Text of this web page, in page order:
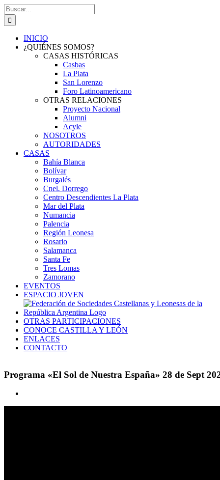
Saltar
al
contenido
Buscar:
INICIO
¿QUIÉNES SOMOS?
CASAS HISTÓRICAS
Casbas
La Plata
San Lorenzo
Foro Latinoamericano
OTRAS RELACIONES
Proyecto Nacional
Alumni
Acyle
NOSOTROS
AUTORIDADES
CASAS
Bahía Blanca
Bolívar
Burgalés
Cnel. Dorrego
Centro Descendientes La Plata
Mar del Plata
Numancia
Palencia
Región Leonesa
Rosario
Salamanca
Santa Fe
Tres Lomas
Zamorano
EVENTOS
ESPACIO JOVEN
OTRAS PARTICIPACIONES
CONOCE CASTILLA Y LEÓN
ENLACES
CONTACTO
Programa «El Sol de Nuestra España» 28 de Sept